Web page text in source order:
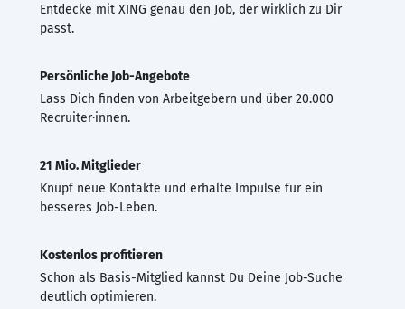
Entdecke mit XING genau den Job, der wirklich zu Dir
passt.
Persönliche Job-Angebote
Lass Dich finden von Arbeitgebern und über 20.000
Recruiter·innen.
21 Mio. Mitglieder
Knüpf neue Kontakte und erhalte Impulse für ein
besseres Job-Leben.
Kostenlos profitieren
Schon als Basis-Mitglied kannst Du Deine Job-Suche
deutlich optimieren.